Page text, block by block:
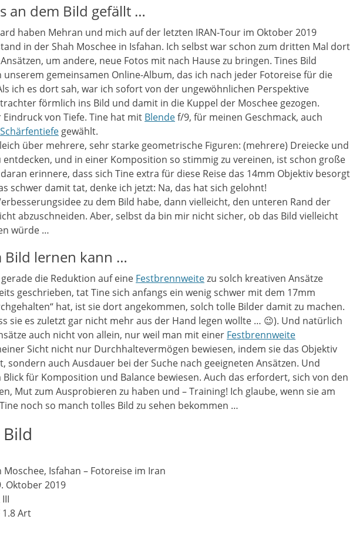
an dem Bild gefällt …
haben Mehran und mich auf der letzten IRAN-Tour im Oktober 2019
in der Shah Moschee in Isfahan. Ich selbst war schon zum dritten Mal dort
um andere, neue Fotos mit nach Hause zu bringen. Tines Bild
gemeinsamen Online-Album, das ich nach jeder Fotoreise für die
ich es dort sah, war ich sofort von der ungewöhnlichen Perspektive
förmlich ins Bild und damit in die Kuppel der Moschee gezogen.
von Tiefe. Tine hat mit Blendef/9, für meinen Geschmack, auch
Schärfentiefe gewählt.
über mehrere, sehr starke geometrische Figuren: (mehrere) Dreiecke und
entdecken, und in einer Komposition so stimmig zu vereinen, ist schon große
erinnere, dass sich Tine extra für diese Reise das 14mm Objektiv besorgt
schwer damit tat, denke ich jetzt: Na, das hat sich gelohnt!
zu dem Bild habe, dann vielleicht, den unteren Rand der
abzuschneiden. Aber, selbst da bin mir nicht sicher, ob das Bild vielleicht
würde …
Bild lernen kann …
die Reduktion auf eine Festbrennweitezu solch kreativen Ansätze
geschrieben, tat Tine sich anfangs ein wenig schwer mit dem 17mm
hat, ist sie dort angekommen, solch tolle Bilder damit zu machen.
sie es zuletzt gar nicht mehr aus der Hand legen wollte … 😉). Und natürlich
auch nicht von allein, nur weil man mit einer Festbrennweite
Sicht nicht nur Durchhaltevermögen bewiesen, indem sie das Objektiv
sondern auch Ausdauer bei der Suche nach geeigneten Ansätzen. Und
für Komposition und Balance bewiesen. Auch das erfordert, sich von den
Mut zum Ausprobieren zu haben und – Training! Ich glaube, wenn sie am
noch so manch tolles Bild zu sehen bekommen …
Isfahan – Fotoreise im Iran
Oktober 2019
1.8 Art